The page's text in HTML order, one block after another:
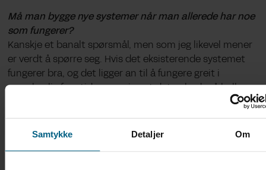
Samtykke Detaljer Om
Må man bygge nye systemer når man allerede har noe
som fungerer?
Kanskje et banalt spørsmål, men som jeg likevel mener
er verdt å spørre seg. Hvis det eksisterende systemet
fungerer bra, og det ligger an til å fungere greit i
overskuelig fremtid, mener jeg at det er bedre å heller
se på muligheter for å modernisere det systemet man
har, fremfor å bygge og ta i bruk noe nytt. Det kan godt
hende at det er mulig å bygge et nytt og moderne